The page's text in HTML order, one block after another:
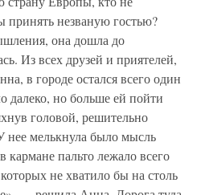
принять незваную гостью?
она дошла до
Из всех друзей и приятелей,
в городе остался всего один
далеко, но больше ей пойти
головой, решительно
нее мелькнула было мысль
кармане пальто лежало всего
не хватило бы на столь